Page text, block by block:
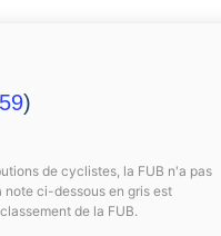
59)
de cyclistes, la FUB n'a pas
note ci-dessous en gris est
de la FUB.